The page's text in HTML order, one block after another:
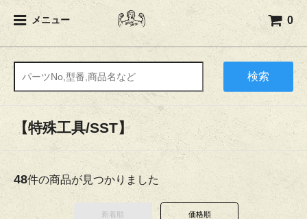
メニュー 0
検索
【特殊工具/SST】
48件の商品が見つかりました
新着順 価格順